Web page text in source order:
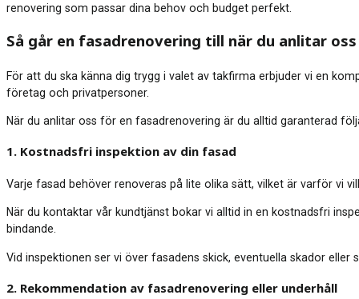
renovering som passar dina behov och budget perfekt.
Så går en fasadrenovering till när du anlitar oss
För att du ska känna dig trygg i valet av takfirma erbjuder vi en
företag och privatpersoner.
När du anlitar oss för en fasadrenovering är du alltid garanterad
1. Kostnadsfri inspektion av din fasad
Varje fasad behöver renoveras på lite olika sätt, vilket är varför vi
När du kontaktar vår kundtjänst bokar vi alltid in en kostnadsfri
bindande.
Vid inspektionen ser vi över fasadens skick, eventuella skador
2. Rekommendation av fasadrenovering eller underhåll